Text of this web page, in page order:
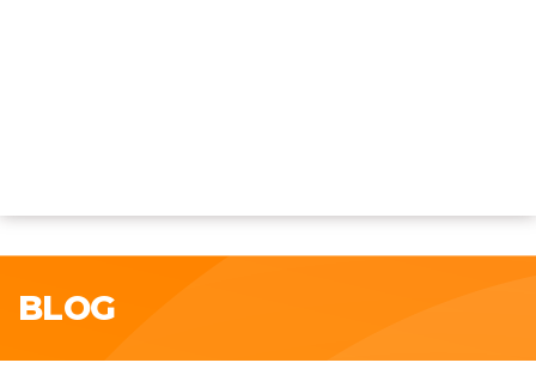
BLOG